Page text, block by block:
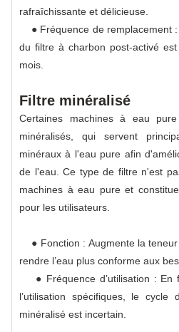
rafraîchissante et délicieuse.
● Fréquence de remplacement
du filtre à charbon post-activé
mois.
Filtre minéralisé
Certaines machines à eau
minéralisés, qui servent
minéraux à l'eau pure afin
de l'eau. Ce type de filtre n'est
machines à eau pure et
pour les utilisateurs.
● Fonction : Augmente la teneur
rendre l’eau plus conforme aux
● Fréquence d’utilisation : En
l’utilisation spécifiques, le cycle
minéralisé est incertain.